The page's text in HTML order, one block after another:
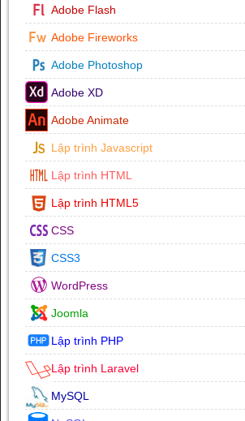
Adobe Flash
Adobe Fireworks
Adobe Photoshop
Adobe XD
Adobe Animate
Lập trình Javascript
Lập trình HTML
Lập trình HTML5
CSS
CSS3
WordPress
Joomla
Lập trình PHP
Lập trình Laravel
MySQL